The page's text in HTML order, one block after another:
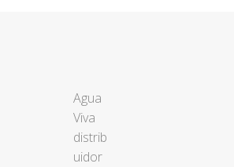
Agua
Viva
distrib
uidor